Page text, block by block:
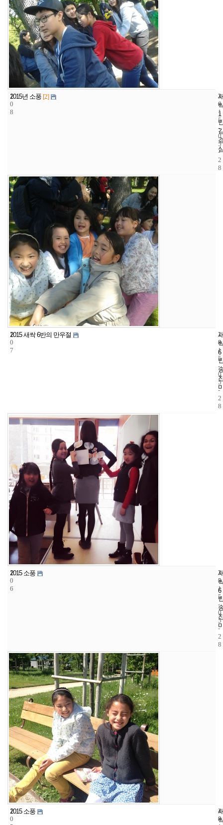
1
0
8
2015년 소풍 [2]
1
3
6
2
0
1
5
-
0
5
-
2
8
1
0
7
2015 새싹 6반의 만우절
6
1
8
2
0
1
5
-
0
5
-
2
8
1
0
6
2015 소풍
6
3
5
2
0
1
5
-
0
5
-
2
8
1
0
2015 소풍
4
8
2
0